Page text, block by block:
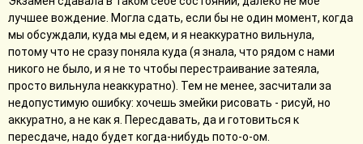
лучшее вождение. Могла сдать, если бы не один момент, когда
мы обсуждали, куда мы едем, и я неаккуратно вильнула,
потому что не сразу поняла куда (я знала, что рядом с нами
никого не было, и я не то чтобы перестраивание затеяла,
просто вильнула неаккуратно). Тем не менее, засчитали за
недопустимую ошибку: хочешь змейки рисовать - рисуй, но
аккуратно, а не как я. Пересдавать, да и готовиться к
пересдаче, надо будет когда-нибудь пото-о-ом.